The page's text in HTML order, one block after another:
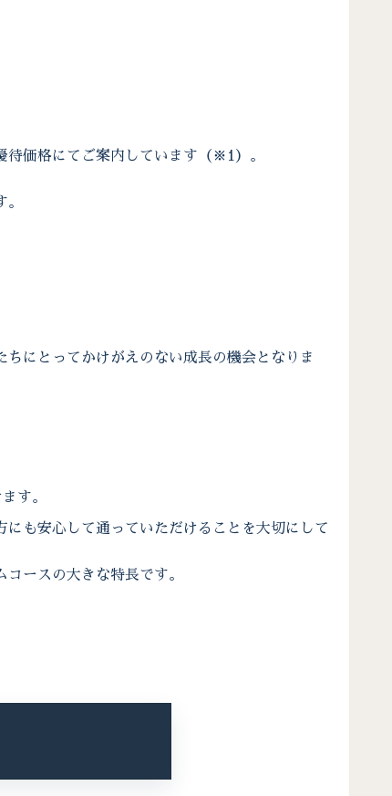
価格にてご案内しています（※1）。
にとってかけがえのない成長の機会となりま
す。
も安心して通っていただけることを大切にして
ースの大きな特長です。